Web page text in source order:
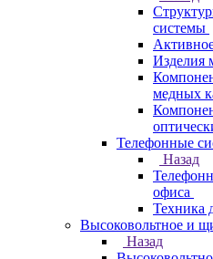
системы
Изделия
медных
Телефонные
Назад
офиса
Техника
Высоковольтное и
Назад